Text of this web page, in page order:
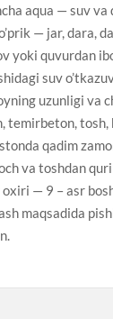
aqua — suv va
— jar, dara,
yoki quvurdan
suv
uzunligi va
temirbeton,
qadim
va toshdan
oxiri — 9 – asr
maqsadida